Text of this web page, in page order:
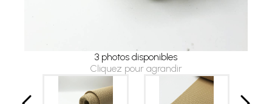
3 photos disponibles
Cliquez pour agrandir